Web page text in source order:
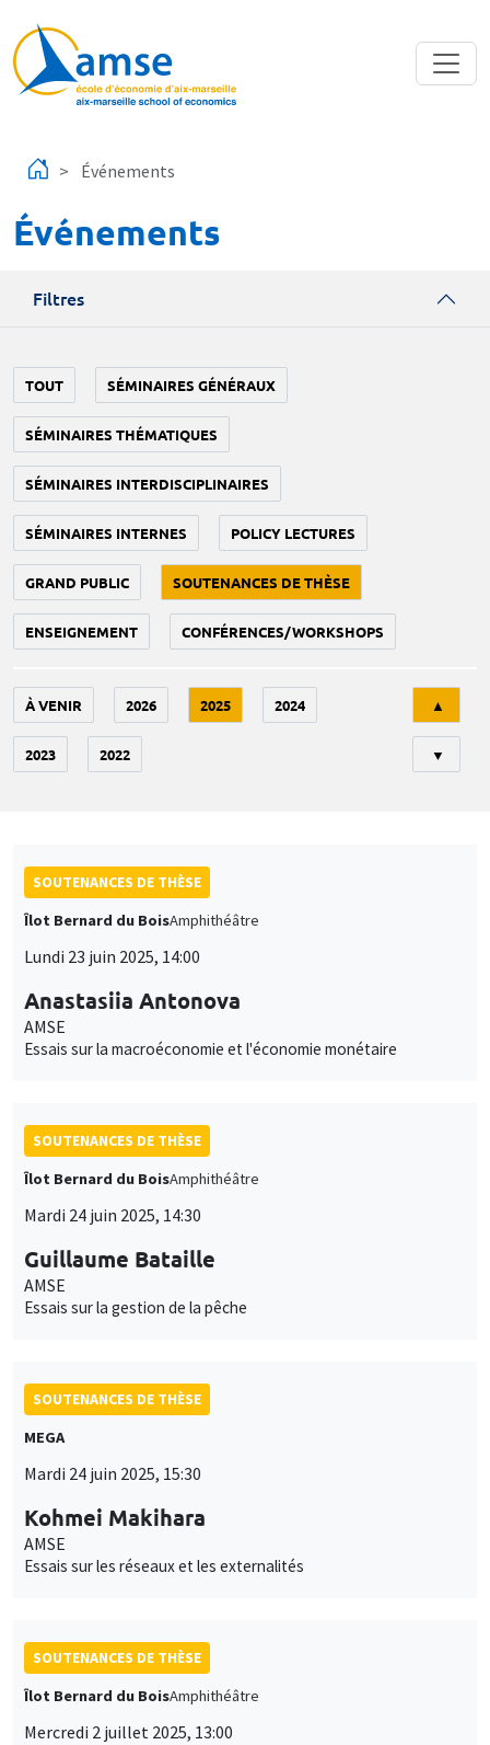
Événements
Événements
Filtres
TOUT SÉMINAIRES GÉNÉRAUX
SÉMINAIRES THÉMATIQUES
SÉMINAIRES INTERDISCIPLINAIRES
SÉMINAIRES INTERNES POLICY LECTURES
GRAND PUBLIC SOUTENANCES DE THÈSE
ENSEIGNEMENT CONFÉRENCES/WORKSHOPS
À VENIR 2026 2025 2024
2023 2022
▲
▼
SOUTENANCES DE THÈSE
Îlot Bernard du BoisAmphithéâtre
Lundi 23 juin 2025, 14:00
Anastasiia Antonova
AMSE
Essais sur la macroéconomie et l'économie monétaire
SOUTENANCES DE THÈSE
Îlot Bernard du BoisAmphithéâtre
Mardi 24 juin 2025, 14:30
Guillaume Bataille
AMSE
Essais sur la gestion de la pêche
SOUTENANCES DE THÈSE
MEGA
Mardi 24 juin 2025, 15:30
Kohmei Makihara
AMSE
Essais sur les réseaux et les externalités
SOUTENANCES DE THÈSE
Îlot Bernard du BoisAmphithéâtre
Mercredi 2 juillet 2025, 13:00